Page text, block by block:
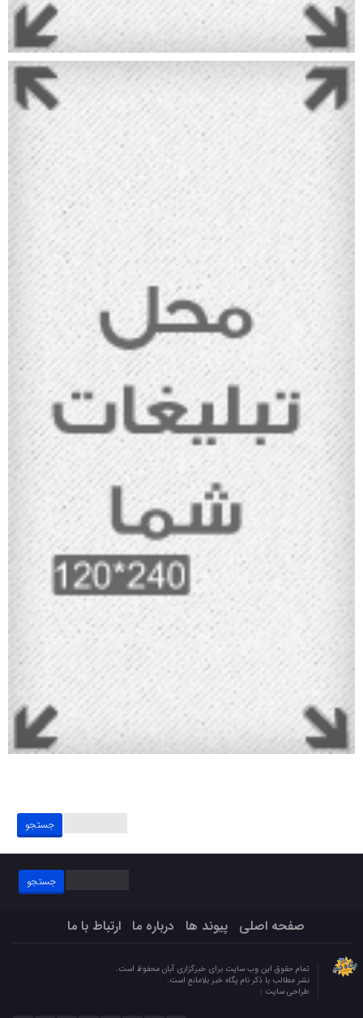
جستجو
برای:
جستجو
برای:
صفحه اصلی پیوند ها درباره ما ارتباط با ما
تمام حقوق این وب سایت برای خبرگزاری آبان محفوظ است.
نشر مطالب با ذکر نام پگاه خبر بلامانع است.
طراحی سایت :